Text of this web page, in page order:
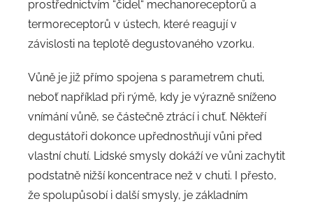
prostřednictvím “čidel“ mechanoreceptorů a
termoreceptorů v ústech, které reagují v
závislosti na teplotě degustovaného vzorku.
Vůně je již přímo spojena s parametrem chuti,
neboť například při rýmě, kdy je výrazně sníženo
vnímání vůně, se částečně ztrácí i chuť. Někteří
degustátoři dokonce upřednostňují vůni před
vlastní chutí. Lidské smysly dokáží ve vůni zachytit
podstatně nižší koncentrace než v chuti. I přesto,
že spolupůsobí i další smysly, je základním